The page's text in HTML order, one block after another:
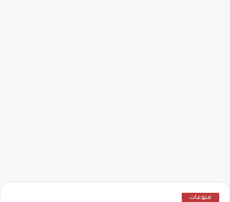
منوعات